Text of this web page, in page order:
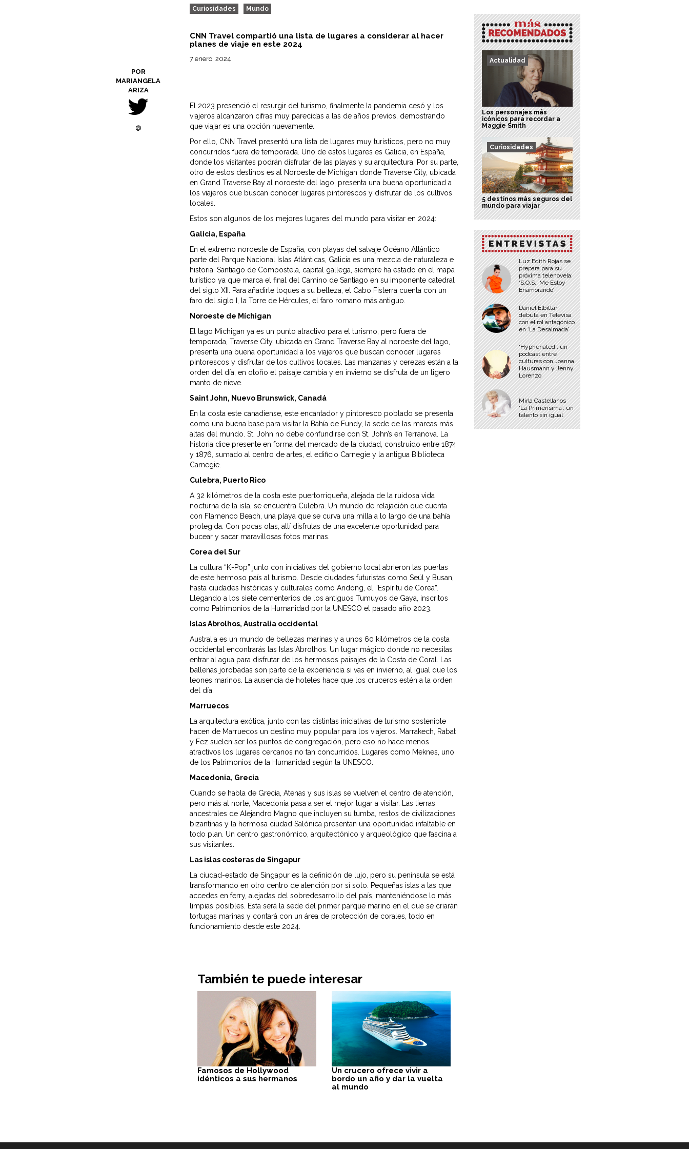
POR
MARIANGELA
ARIZA
@
Actualidad
Los personajes más
icónicos para recordar a
Maggie Smith
Curiosidades
5 destinos más seguros del
mundo para viajar
Luz Edith Rojas se
prepara para su
próxima telenovela:
‘S.O.S., Me Estoy
Enamorando’
Daniel Elbittar
debuta en Televisa
con el rol antagónico
en ‘La Desalmada’
‘Hyphenated’: un
podcast entre
culturas con Joanna
Hausmann y Jenny
Lorenzo
Mirla Castellanos
‘La Primerísima’: un
talento sin igual
Curiosidades Mundo
CNN Travel compartió una lista de lugares a considerar al hacer
planes de viaje en este 2024
7 enero, 2024
El 2023 presenció el resurgir del turismo, finalmente la pandemia cesó y los
viajeros alcanzaron cifras muy parecidas a las de años previos, demostrando
que viajar es una opción nuevamente.
Por ello, CNN Travel presentó una lista de lugares muy turísticos, pero no muy
concurridos fuera de temporada. Uno de estos lugares es Galicia, en España,
donde los visitantes podrán disfrutar de las playas y su arquitectura. Por su parte,
otro de estos destinos es al Noroeste de Michigan dondeTraverse City, ubicada
en Grand Traverse Bay al noroeste del lago, presenta una buena oportunidad a
los viajeros que buscan conocer lugares pintorescos y disfrutar de los cultivos
locales.
Estos son algunos de los mejores lugares del mundo para visitar en 2024:
Galicia, España
En el extremo noroeste de España, con playas del salvaje Océano Atlántico
parte del Parque Nacional Islas Atlánticas, Galicia es una mezcla de naturaleza e
historia. Santiago de Compostela, capital gallega, siempre ha estado en el mapa
turístico ya que marca el final del Camino de Santiago en su imponente catedral
del siglo XII. Para añadirle toques a su belleza, el Cabo Fisterra cuenta con un
faro del siglo I, la Torre de Hércules, el faro romano más antiguo.
Noroeste de Míchigan
El lago Michigan ya es un punto atractivo para el turismo, pero fuera de
temporada, Traverse City, ubicada en Grand Traverse Bay al noroeste del lago,
presenta una buena oportunidad a los viajeros que buscan conocer lugares
pintorescos y disfrutar de los cultivos locales. Las manzanas y cerezas están a la
orden del día, en otoño el paisaje cambia y en invierno se disfruta de un ligero
manto de nieve.
Saint John, Nuevo Brunswick, Canadá
En la costa este canadiense, este encantador y pintoresco poblado se presenta
como una buena base para visitar la Bahía de Fundy, la sede de las mareas más
altas del mundo. St. John no debe confundirse con St. John’s en Terranova. La
historia dice presente en forma del mercado de la ciudad, construido entre 1874
y 1876, sumado al centro de artes, el edificio Carnegie y la antigua Biblioteca
Carnegie.
Culebra, Puerto Rico
A 32 kilómetros de la costa este puertorriqueña, alejada de la ruidosa vida
nocturna de la isla, se encuentra Culebra. Un mundo de relajación que cuenta
con Flamenco Beach, una playa que se curva una milla a lo largo de una bahía
protegida. Con pocas olas, allí disfrutas de una excelente oportunidad para
bucear y sacar maravillosas fotos marinas.
Corea del Sur
La cultura “K-Pop” junto con iniciativas del gobierno local abrieron las puertas
de este hermoso país al turismo. Desde ciudades futuristas como Seúl y Busan,
hasta ciudades históricas y culturales como Andong, el “Espíritu de Corea”.
Llegando a los siete cementerios de los antiguos Tumuyos de Gaya, inscritos
como Patrimonios de la Humanidad por la UNESCO el pasado año 2023.
Islas Abrolhos, Australia occidental
Australia es un mundo de bellezas marinas y a unos 60 kilómetros de la costa
occidental encontrarás las Islas Abrolhos. Un lugar mágico donde no necesitas
entrar al agua para disfrutar de los hermosos paisajes de la Costa de Coral. Las
ballenas jorobadas son parte de la experiencia si vas en invierno, al igual que los
leones marinos. La ausencia de hoteles hace que los cruceros estén a la orden
del día.
Marruecos
La arquitectura exótica, junto con las distintas iniciativas de turismo sostenible
hacen de Marruecos un destino muy popular para los viajeros. Marrakech, Rabat
y Fez suelen ser los puntos de congregación, pero eso no hace menos
atractivos los lugares cercanos no tan concurridos. Lugares como Meknes, uno
de los Patrimonios de la Humanidad según la UNESCO.
Macedonia, Grecia
Cuando se habla de Grecia, Atenas y sus islas se vuelven el centro de atención,
pero más al norte, Macedonia pasa a ser el mejor lugar a visitar. Las tierras
ancestrales de Alejandro Magno que incluyen su tumba, restos de civilizaciones
bizantinas y la hermosa ciudad Salónica presentan una oportunidad infaltable en
todo plan. Un centro gastronómico, arquitectónico y arqueológico que fascina a
sus visitantes.
Las islas costeras de Singapur
La ciudad-estado de Singapur es la definición de lujo, pero su península se está
transformando en otro centro de atención por sí solo. Pequeñas islas a las que
accedes en ferry, alejadas del sobredesarrollo del país, manteniéndose lo más
limpias posibles. Esta será la sede del primer parque marino en el que se criarán
tortugas marinas y contará con un área de protección de corales, todo en
funcionamiento desde este 2024.
También te puede interesar
Famosos de Hollywood
idénticos a sus hermanos
Un crucero ofrece vivir a
bordo un año y dar la vuelta
al mundo